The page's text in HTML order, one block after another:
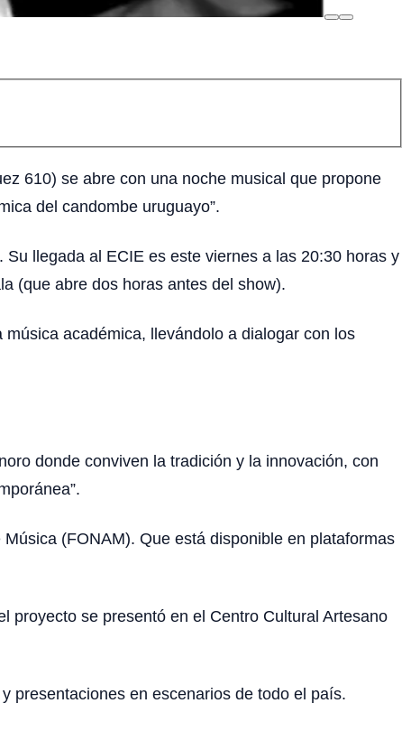
610) se abre con una noche musical que propone
del candombe uruguayo”.
llegada al ECIE es este viernes a las 20:30 horas y
(que abre dos horas antes del show).
académica, llevándolo a dialogar con los
donde conviven la tradición y la innovación, con
(FONAM). Que está disponible en plataformas
proyecto se presentó en el Centro Cultural Artesano
presentaciones en escenarios de todo el país.